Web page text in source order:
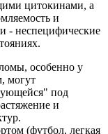
цитокинами, а
и
- неспецифические
особенно у
могут
под
и
(футбол, легкая